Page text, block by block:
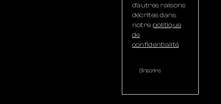
d’autres raisons
décrites dans
notre politique
de
confidentialité.
S’inscrire